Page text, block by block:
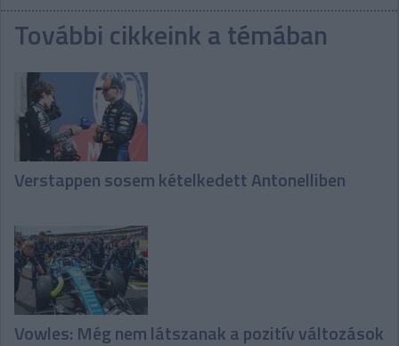
További cikkeink a témában
Verstappen sosem kételkedett Antonelliben
Vowles: Még nem látszanak a pozitív változások